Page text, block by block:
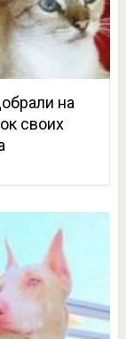
на
своих